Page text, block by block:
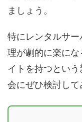
ましょう。
特にレンタルサ
理が劇的に楽に
イトを持つとい
会にぜひ検討して